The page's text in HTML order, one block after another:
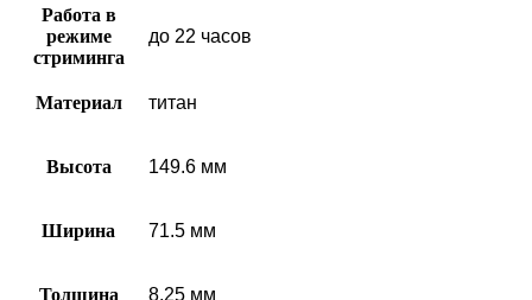
Работа в
режиме
стриминга
до 22 часов
Материал титан
Высота 149.6 мм
Ширина 71.5 мм
Толщина 8.25 мм